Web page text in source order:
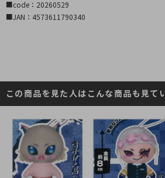
■code：20260529
■JAN：4573611790340
この商品を見た人はこんな商品も見て